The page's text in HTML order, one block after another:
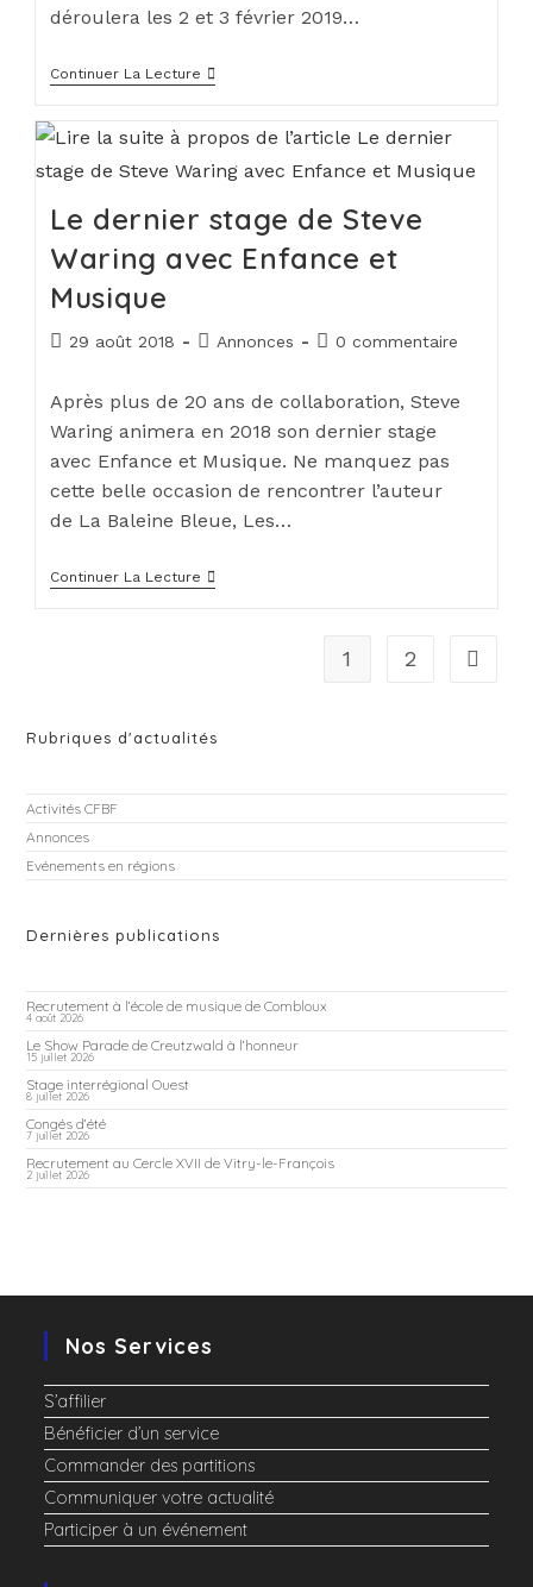
déroulera les 2 et 3 février 2019…
Continuer La Lecture
Le dernier stage de Steve
Waring avec Enfance et
Musique
29 août 2018 Annonces 0 commentaire
Après plus de 20 ans de collaboration, Steve
Waring animera en 2018 son dernier stage
avec Enfance et Musique. Ne manquez pas
cette belle occasion de rencontrer l’auteur
de La Baleine Bleue, Les…
Continuer La Lecture
1 2
Rubriques d'actualités
Activités CFBF
Annonces
Evénements en régions
Dernières publications
Recrutement à l’école de musique de Combloux
4 août 2026
Le Show Parade de Creutzwald à l’honneur
15 juillet 2026
Stage interrégional Ouest
8 juillet 2026
Congés d’été
7 juillet 2026
Recrutement au Cercle XVII de Vitry-le-François
2 juillet 2026
Nos Services
S’affilier
Bénéficier d’un service
Commander des partitions
Communiquer votre actualité
Participer à un événement